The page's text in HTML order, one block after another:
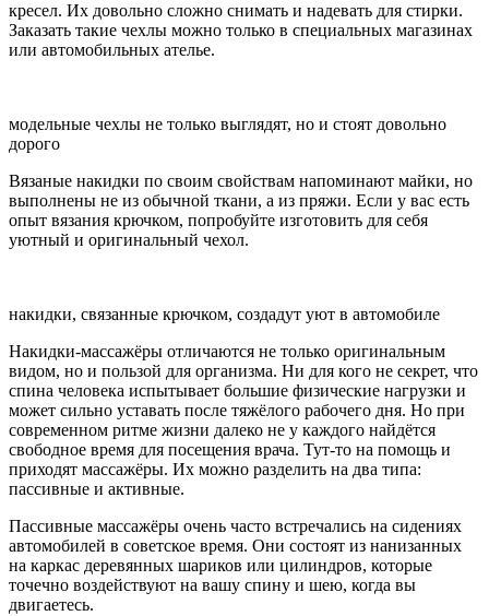
кресел. Их довольно сложно снимать и надевать для стирки.
Заказать такие чехлы можно только в специальных магазинах
или автомобильных ателье.
модельные чехлы не только выглядят, но и стоят довольно
дорого
Вязаные накидки по своим свойствам напоминают майки, но
выполнены не из обычной ткани, а из пряжи. Если у вас есть
опыт вязания крючком, попробуйте изготовить для себя
уютный и оригинальный чехол.
накидки, связанные крючком, создадут уют в автомобиле
Накидки-массажёры отличаются не только оригинальным
видом, но и пользой для организма. Ни для кого не секрет, что
спина человека испытывает большие физические нагрузки и
может сильно уставать после тяжёлого рабочего дня. Но при
современном ритме жизни далеко не у каждого найдётся
свободное время для посещения врача. Тут-то на помощь и
приходят массажёры. Их можно разделить на два типа:
пассивные и активные.
Пассивные массажёры очень часто встречались на сидениях
автомобилей в советское время. Они состоят из нанизанных
на каркас деревянных шариков или цилиндров, которые
точечно воздействуют на вашу спину и шею, когда вы
двигаетесь.